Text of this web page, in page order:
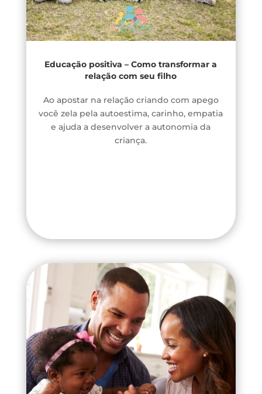
Educação positiva – Como transformar a
relação com seu filho
Ao apostar na relação criando com apego
você zela pela autoestima, carinho, empatia
e ajuda a desenvolver a autonomia da
criança.